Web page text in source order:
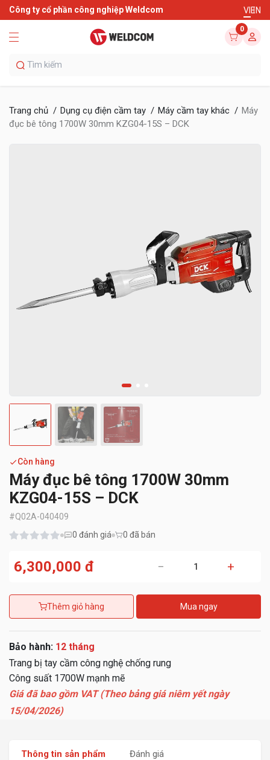
Công ty cổ phần công nghiệp Weldcom VIEN
0
Trang chủ Dụng cụ điện cầm tay Máy cầm tay khác
Máy
đục bê tông 1700W 30mm KZG04-15S – DCK
Còn hàng
Máy đục bê tông 1700W 30mm
KZG04-15S – DCK
#Q02A-040409
0 đánh giá 0 đã bán
6,300,000 đ − +
Thêm giỏ hàng Mua ngay
Bảo hành: 12 tháng
Trang bị tay cầm công nghệ chống rung
Công suất 1700W mạnh mẽ
Giá đã bao gồm VAT (Theo bảng giá niêm yết ngày
15/04/2026)
Thông tin sản phẩm Đánh giá